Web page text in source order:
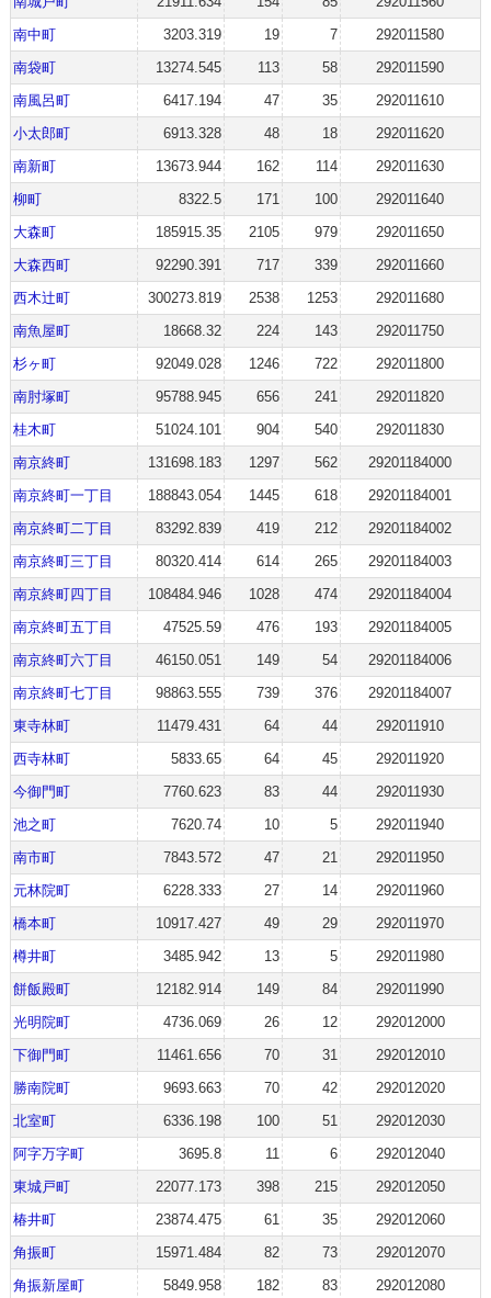
南中町
3203.319 19 7
292011580
南袋町
13274.545 113 58
292011590
南風呂町
6417.194 47 35
292011610
小太郎町
6913.328 48 18
292011620
南新町
13673.944 162 114
292011630
柳町
8322.5 171 100
292011640
大森町
185915.35 2105 979
292011650
大森西町
92290.391 717 339
292011660
西木辻町
300273.819 2538 1253
292011680
南魚屋町
18668.32 224 143
292011750
杉ヶ町
92049.028 1246 722
292011800
南肘塚町
95788.945 656 241
292011820
桂木町
51024.101 904 540
292011830
南京終町
131698.183 1297 562
29201184000
南京終町一丁目
188843.054 1445 618
29201184001
南京終町二丁目
83292.839 419 212
29201184002
南京終町三丁目
80320.414 614 265
29201184003
南京終町四丁目
108484.946 1028 474
29201184004
南京終町五丁目
47525.59 476 193
29201184005
南京終町六丁目
46150.051 149 54
29201184006
南京終町七丁目
98863.555 739 376
29201184007
東寺林町
11479.431 64 44
292011910
西寺林町
5833.65 64 45
292011920
今御門町
7760.623 83 44
292011930
池之町
7620.74 10 5
292011940
南市町
7843.572 47 21
292011950
元林院町
6228.333 27 14
292011960
橋本町
10917.427 49 29
292011970
樽井町
3485.942 13 5
292011980
餅飯殿町
12182.914 149 84
292011990
光明院町
4736.069 26 12
292012000
下御門町
11461.656 70 31
292012010
勝南院町
9693.663 70 42
292012020
北室町
6336.198 100 51
292012030
阿字万字町
3695.8 11 6
292012040
東城戸町
22077.173 398 215
292012050
椿井町
23874.475 61 35
292012060
角振町
15971.484 82 73
292012070
角振新屋町
5849.958 182 83
292012080